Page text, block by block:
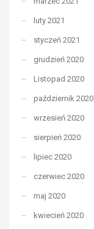
luty 2021
styczeń 2021
grudzień 2020
Listopad 2020
październik 2020
wrzesień 2020
sierpień 2020
lipiec 2020
czerwiec 2020
maj 2020
kwiecień 2020